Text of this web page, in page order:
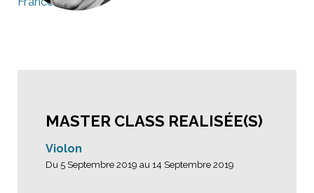
MASTER CLASS REALISÉE(S)
Violon
Du 5 Septembre 2019 au 14 Septembre 2019